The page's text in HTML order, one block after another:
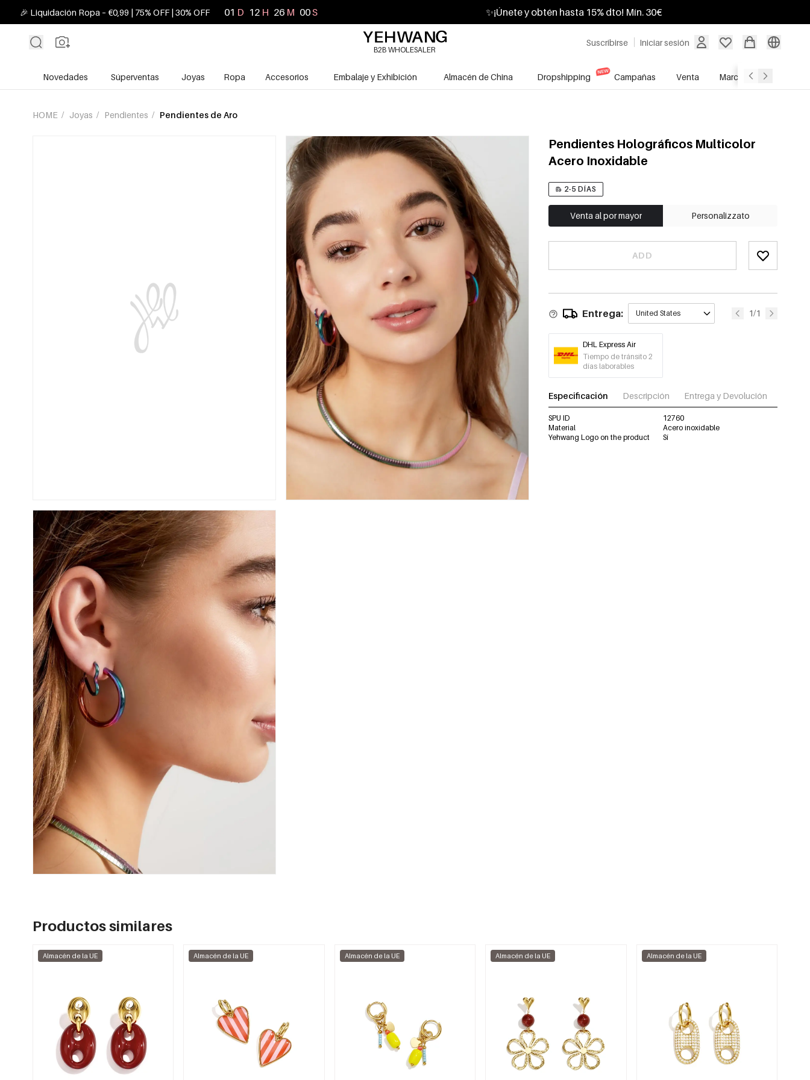
🎉 Liquidación Ropa – €0,99 | 75% OFF | 30% OFF 01 D 12 H 25 M 58S ✨¡Únete y obtén hasta 15% dto! Mín. 30€
Suscribirse Iniciar sesión
B2B WHOLESALER
Novedades Súperventas Joyas Ropa Accesorios Embalaje y Exhibición Almacén de China Dropshipping Campañas Venta Marcas
HOME / Joyas / Pendientes / Pendientes de Aro
Pendientes Holográficos Multicolor
Acero Inoxidable
2-5 DÍAS
Venta al por mayor Personalizzato
ADD
Entrega: United States 1/1
DHL Express Air
Tiempo de tránsito 2
días laborables
Especificación Descripción Entrega y Devolución
SPU ID
12760
Material
Acero inoxidable
Yehwang Logo on the product
Sí
Productos similares
Almacén de la UE Almacén de la UE Almacén de la UE Almacén de la UE Almacén de la UE